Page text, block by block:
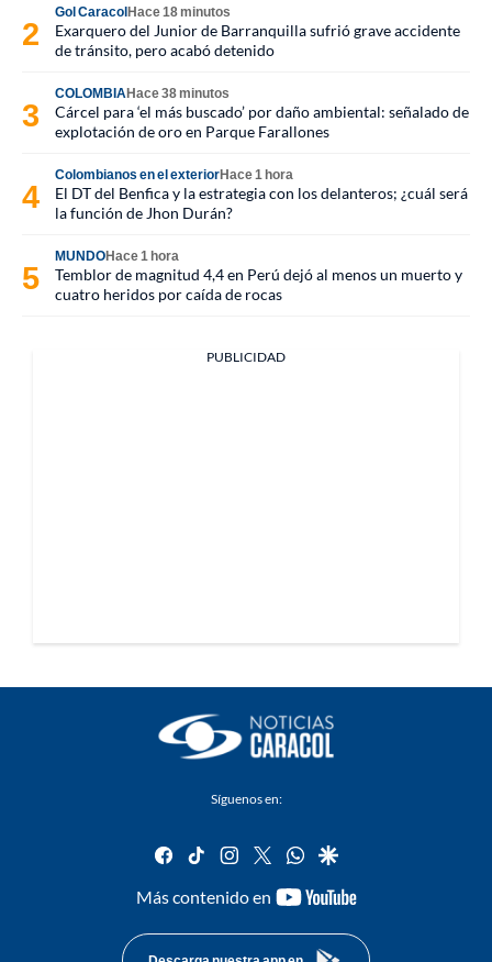
Gol CaracolHace 18 minutos
Exarquero del Junior de Barranquilla sufrió grave accidente
de tránsito, pero acabó detenido
COLOMBIAHace 38 minutos
Cárcel para ‘el más buscado’ por daño ambiental: señalado de
explotación de oro en Parque Farallones
Colombianos en el exteriorHace 1 hora
El DT del Benfica y la estrategia con los delanteros; ¿cuál será
la función de Jhon Durán?
MUNDOHace 1 hora
Temblor de magnitud 4,4 en Perú dejó al menos un muerto y
cuatro heridos por caída de rocas
PUBLICIDAD
Síguenos en:
facebook
tiktok instagram
twitterwhatsapp
google
Más contenido en
youtube-